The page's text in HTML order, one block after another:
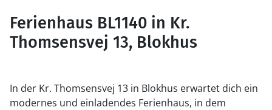
Ferienhaus BL1140 in Kr.
Thomsensvej 13, Blokhus
In der Kr. Thomsensvej 13 in Blokhus erwartet dich ein
modernes und einladendes Ferienhaus, in dem